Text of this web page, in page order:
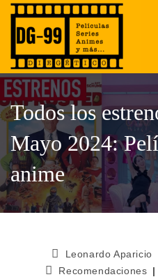
Todos los
Mayo 2024:
anime
Leonardo Aparicio
Recomendaciones